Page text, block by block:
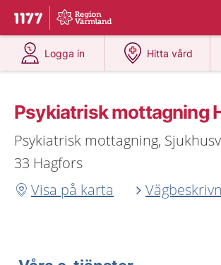
Till startsidan för 1177
Du har valt region
Logga in
på 1177.se
Hitta vård
på 1177.se
Psykiatrisk mottagning
Psykiatrisk mottagning,
33 Hagfors
Visa på karta